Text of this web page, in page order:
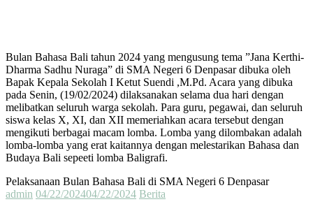
Bulan Bahasa Bali tahun 2024 yang mengusung tema ”Jana Kerthi-
Dharma Sadhu Nuraga” di SMA Negeri 6 Denpasar dibuka oleh
Bapak Kepala Sekolah I Ketut Suendi ,M.Pd. Acara yang dibuka
pada Senin, (19/02/2024) dilaksanakan selama dua hari dengan
melibatkan seluruh warga sekolah. Para guru, pegawai, dan seluruh
siswa kelas X, XI, dan XII memeriahkan acara tersebut dengan
mengikuti berbagai macam lomba. Lomba yang dilombakan adalah
lomba-lomba yang erat kaitannya dengan melestarikan Bahasa dan
Budaya Bali sepeeti lomba Baligrafi.
Pelaksanaan Bulan Bahasa Bali di SMA Negeri 6 Denpasar
admin 04/22/202404/22/2024 Berita